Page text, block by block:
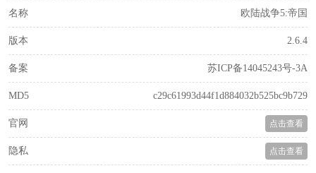
名称 欧陆战争5:帝国
版本 2.6.4
备案 苏ICP备14045243号-3A
MD5 c29c61993d44f1d884032b525bc9b729
官网 点击查看
隐私 点击查看